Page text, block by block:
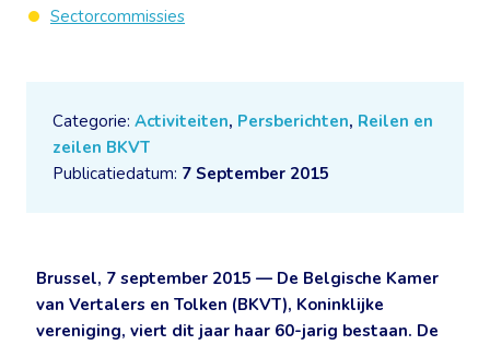
Categorie: Activiteiten, Persberichten, Reilen en
zeilen BKVT
Publicatiedatum: 7 September 2015
Brussel, 7 september 2015 — De Belgische Kamer
van Vertalers en Tolken (BKVT), Koninklijke
vereniging, viert dit jaar haar 60-jarig bestaan. De
Sectorcommissies